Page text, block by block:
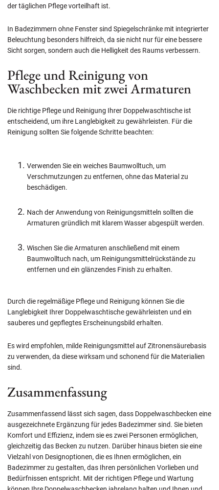
der täglichen Pflege vorteilhaft ist.
In Badezimmern ohne Fenster sind Spiegelschränke mit integrierter
Beleuchtung besonders hilfreich, da sie nicht nur für eine bessere
Sicht sorgen, sondern auch die Helligkeit des Raums verbessern.
Pflege und Reinigung von
Waschbecken mit zwei Armaturen
Die richtige Pflege und Reinigung Ihrer Doppelwaschtische ist
entscheidend, um ihre Langlebigkeit zu gewährleisten. Für die
Reinigung sollten Sie folgende Schritte beachten:
Verwenden Sie ein weiches Baumwolltuch, um
Verschmutzungen zu entfernen, ohne das Material zu
beschädigen.
Nach der Anwendung von Reinigungsmitteln sollten die
Armaturen gründlich mit klarem Wasser abgespült werden.
Wischen Sie die Armaturen anschließend mit einem
Baumwolltuch nach, um Reinigungsmittelrückstände zu
entfernen und ein glänzendes Finish zu erhalten.
Durch die regelmäßige Pflege und Reinigung können Sie die
Langlebigkeit Ihrer Doppelwaschtische gewährleisten und ein
sauberes und gepflegtes Erscheinungsbild erhalten.
Es wird empfohlen, milde Reinigungsmittel auf Zitronensäurebasis
zu verwenden, da diese wirksam und schonend für die Materialien
sind.
Zusammenfassung
Zusammenfassend lässt sich sagen, dass Doppelwaschbecken eine
ausgezeichnete Ergänzung für jedes Badezimmer sind. Sie bieten
Komfort und Effizienz, indem sie es zwei Personen ermöglichen,
gleichzeitig das Becken zu nutzen. Darüber hinaus bieten sie eine
Vielzahl von Designoptionen, die es Ihnen ermöglichen, ein
Badezimmer zu gestalten, das Ihren persönlichen Vorlieben und
Bedürfnissen entspricht. Mit der richtigen Pflege und Wartung